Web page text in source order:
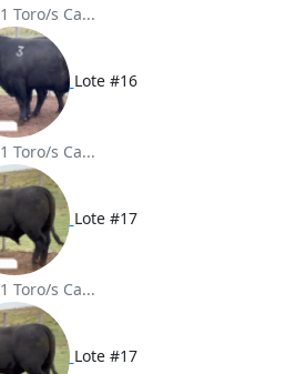
1 Toro/s Ca...
Lote #16
1 Toro/s Ca...
Lote #17
1 Toro/s Ca...
Lote #17